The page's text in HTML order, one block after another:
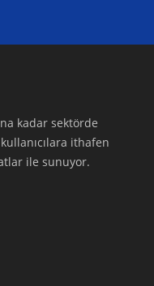
kadar sektörde
ithafen
ile sunuyor.